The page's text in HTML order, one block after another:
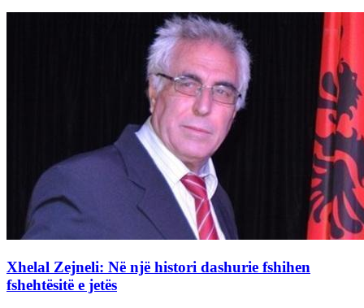
Xhelal Zejneli: Në një histori dashurie fshihen
fshehtësitë e jetës